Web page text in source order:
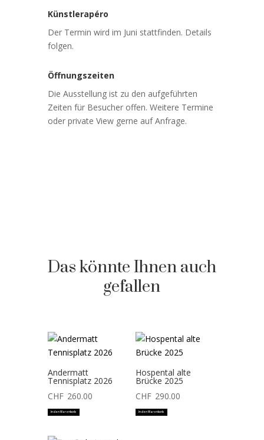
Künstlerapéro
Der Termin wird im Juni stattfinden. Details
folgen.
Öffnungszeiten
Die Ausstellung ist zu den aufgeführten
Zeiten für Besucher offen. Weitere Termine
oder private View gerne auf Anfrage.
Das könnte Ihnen auch
gefallen
Andermatt
Tennisplatz 2026
CHF 260.00
In den Warenkorb
Hospental alte
Brücke 2025
CHF 290.00
In den Warenkorb